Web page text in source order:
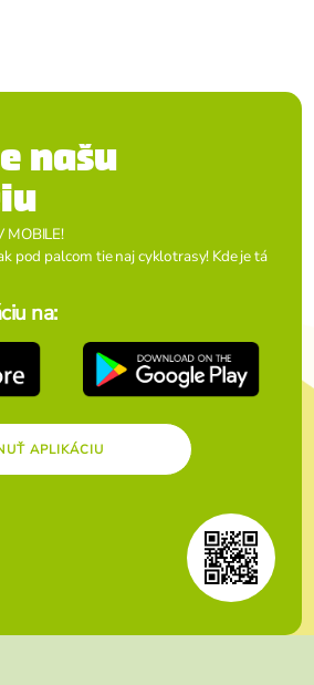
našu
MOBILE!
pod palcom tie naj cyklotrasy! Kde je tá
na:
APLIKÁCIU